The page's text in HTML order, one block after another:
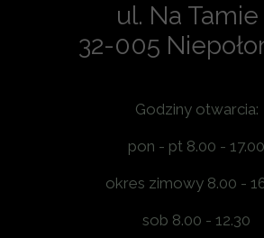
ul. Na Tamie
32-005
Godziny otwarcia:
pon - pt 8.00 - 17.00
okres zimowy 8.00 -
sob 8.00 - 12.30